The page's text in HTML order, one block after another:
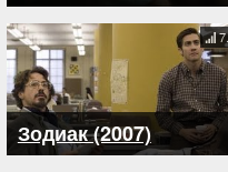
Зодиак (2007)